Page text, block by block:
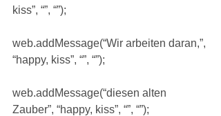
kiss”, “”, “”);
web.addMessage(“Wir arbeiten daran,”,
“happy, kiss”, “”, “”);
web.addMessage(“diesen alten
Zauber”, “happy, kiss”, “”, “”);